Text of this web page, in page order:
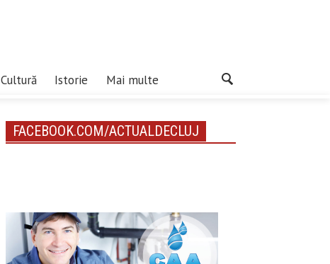
Cultură Istorie Mai multe
FACEBOOK.COM/ACTUALDECLUJ